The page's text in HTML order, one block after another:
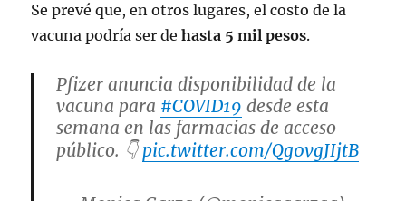
Se prevé que, en otros lugares, el costo de la
vacuna podría ser de hasta 5 mil pesos.
Pfizer anuncia disponibilidad de la
vacuna para #COVID19 desde esta
semana en las farmacias de acceso
público. 👇 pic.twitter.com/Qg0vgJIjtB
— Monica Garza (@monicagarzag)